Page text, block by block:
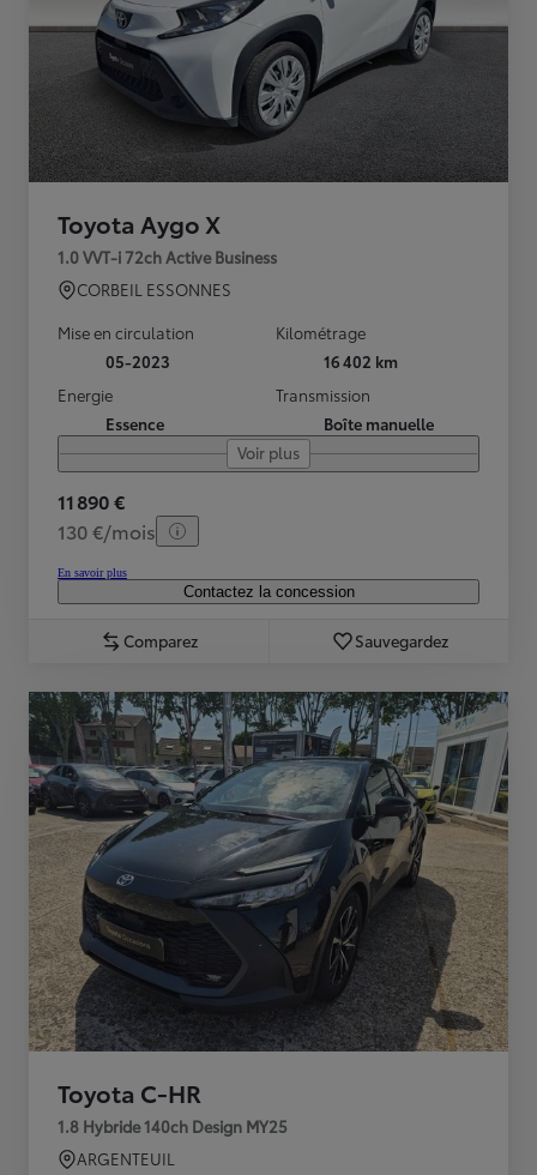
Toyota Aygo X
1.0 VVT-i 72ch Active Business
CORBEIL ESSONNES
Mise en circulation
05-2023
Kilométrage
16 402 km
Energie
Essence
Transmission
Boîte manuelle
Voir plus
11 890 €
130 €/mois
En savoir plus
Contactez la concession
Comparez Sauvegardez
Toyota C-HR
1.8 Hybride 140ch Design MY25
ARGENTEUIL